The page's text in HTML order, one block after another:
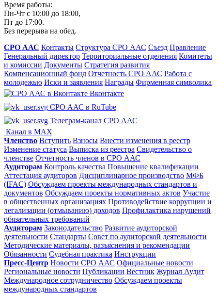
Время работы:
Пн-Чт с 10:00 до 18:00,
Пт до 17:00.
Без перерыва на обед.
СРО ААС Контакты Структура СРО ААС Съезд Правление
Генеральный директор Территориальные отделения Комитеты
и комиссии Документы Стратегия развития
Компенсационный фонд Отчетность СРО ААС Работа с
молодежью Иски и заявления Награды Фирменная символика
Вконтакте
СРО ААС в RuTube
Телеграм-канал СРО ААС
Канал в MAX
Членство Вступить Взносы Внести изменения в реестр
Изменение статуса Выписка из реестра Свидетельство о
членстве Отчетность членов в СРО ААС
Аудиторам Контроль качества Повышение квалификации
Аттестация аудиторов Дисциплинарное производство МФБ
(IFAC) Обсуждаем проекты международных стандартов и
документов Обсуждаем проекты нормативных актов Участие
в общественных организациях Противодействие коррупции и
легализации (отмыванию) доходов Профилактика нарушений
обязательных требований
Аудиторам Законодательство Развитие аудиторской
деятельности Стандарты Совет по аудиторской деятельности
Методические материалы, разъяснения и рекомендации
Обязанности Судебная практика Инструкции
Пресс-Центр Новости СРО ААС Официальные новости
Региональные новости Публикации Вестник Журнал Аудит
Международное сотрудничество Обсуждаем проекты
международных стандартов